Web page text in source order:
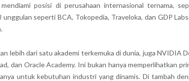
posisi di perusahaan internasional ternama,
seperti BCA, Tokopedia, Traveloka, dan GDP
lebih dari satu akademi terkemuka di dunia, juga NVIDIA
dan Oracle Academy. Ini bukan hanya memperlihatkan
untuk kebutuhan industri yang dinamis. Di tambah